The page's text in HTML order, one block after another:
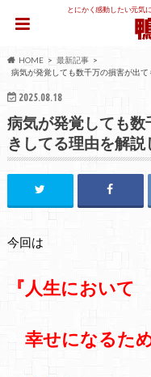
とにかく感動したい元気
HOME
最新記事
病気が発覚しても数千万の損害が出
2025.08.18
病気が発覚しても
きしてる理由を解説
今回は
『人生において
幸せになるた